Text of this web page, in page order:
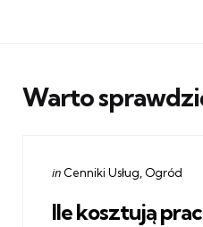
Warto
Categories
Posted
in Cenniki Usług Ogród
Ile kosztują